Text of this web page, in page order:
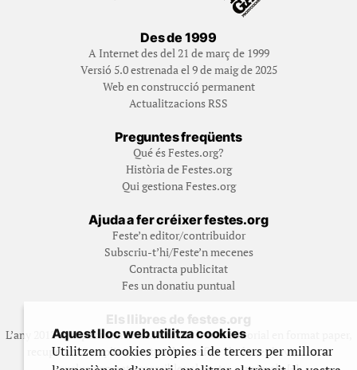
Des de 1999
A Internet des del 21 de març de 1999
Versió 5.0 estrenada el 9 de maig de 2025
Web en construcció permanent
Actualitzacions RSS
Preguntes freqüents
Qué és Festes.org?
Història de Festes.org
Qui gestiona Festes.org
Ajuda a fer créixer festes.org
Feste’n editor/contribuidor
Subscriu-t’hi/Feste’n mecenes
Contracta publicitat
Fes un donatiu puntual
Els llibres de festes.org
L’any 2012 vam posar en marxa una col·lecció editorial en format paper,
recuperant i ampliant materials que fins aleshores havien estat
Aquest lloc web utilitza cookies
Utilitzem cookies pròpies i de tercers per millorar